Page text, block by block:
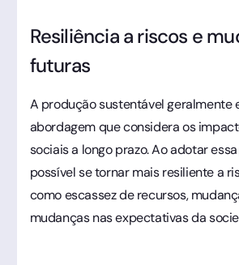
Resiliência a riscos e
futuras
A produção sustentável geralmente
abordagem que considera os
sociais a longo prazo. Ao adotar
possível se tornar mais resiliente a
como escassez de recursos,
mudanças nas expectativas da